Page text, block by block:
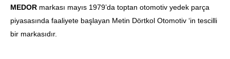
MEDOR markası mayıs 1979’da toptan otomotiv yedek parça
piyasasında faaliyete başlayan Metin Dörtkol Otomotiv ‘in tescilli
bir markasıdır.